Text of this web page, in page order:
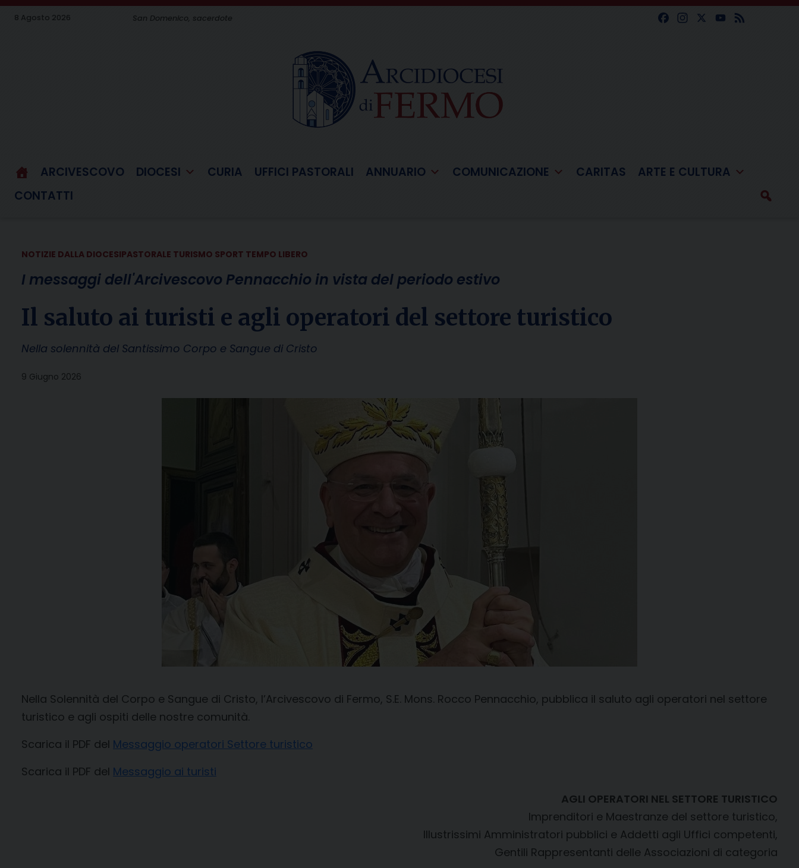
Skip
8 Agosto 2026 San Domenico, sacerdote Facebook
Instagram
X YouTube
Feed
ARCIVESCOVO DIOCESI CURIA UFFICI PASTORALI ANNUARIO COMUNICAZIONE CARITAS
ARTE E CULTURA
CONTATTI
NOTIZIE DALLA DIOCESIPASTORALE TURISMO SPORT TEMPO LIBERO
I messaggi dell'Arcivescovo Pennacchio in vista del periodo estivo
Il saluto ai turisti e agli operatori del settore turistico
Nella solennità del Santissimo Corpo e Sangue di Cristo
9 Giugno 2026
Nella Solennità del Corpo e Sangue di Cristo, l’Arcivescovo di Fermo, S.E. Mons. Rocco Pennacchio, pubblica il saluto agli operatori nel settore
turistico e agli ospiti delle nostre comunità.
Scarica il PDF del Messaggio operatori Settore turistico
Scarica il PDF del Messaggio ai turisti
AGLI OPERATORI NEL SETTORE TURISTICO
Imprenditori e Maestranze del settore turistico,
Illustrissimi Amministratori pubblici e Addetti agli Uffici competenti,
Gentili Rappresentanti delle Associazioni di categoria